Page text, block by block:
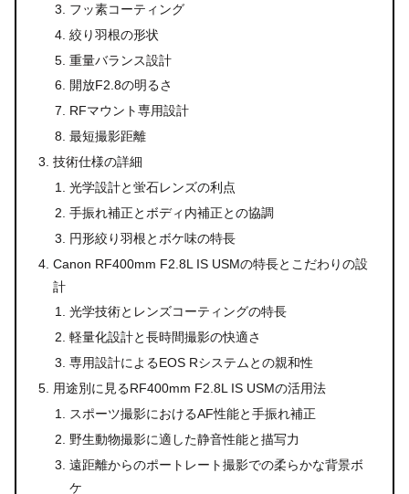
フッ素コーティング
絞り羽根の形状
重量バランス設計
開放F2.8の明るさ
RFマウント専用設計
最短撮影距離
技術仕様の詳細
光学設計と蛍石レンズの利点
手振れ補正とボディ内補正との協調
円形絞り羽根とボケ味の特長
Canon RF400mm F2.8L IS USMの特長とこだわりの設
計
光学技術とレンズコーティングの特長
軽量化設計と長時間撮影の快適さ
専用設計によるEOS Rシステムとの親和性
用途別に見るRF400mm F2.8L IS USMの活用法
スポーツ撮影におけるAF性能と手振れ補正
野生動物撮影に適した静音性能と描写力
遠距離からのポートレート撮影での柔らかな背景ボ
ケ